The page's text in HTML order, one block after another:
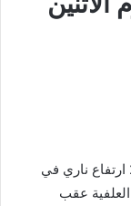
رصدت موقع «هواها بيطري» يوم 12 يناير 2026 ارتفاع ناري في
العلفية عقب